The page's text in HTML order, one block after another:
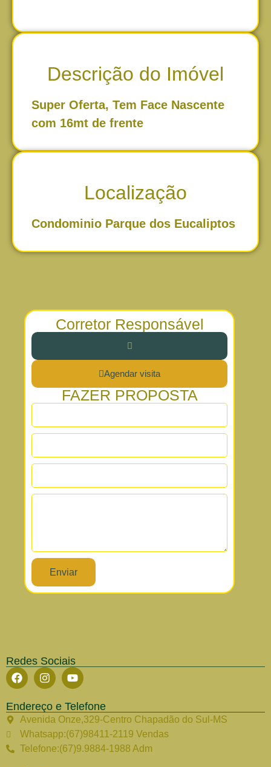
Descrição do Imóvel
Super Oferta, Tem Face Nascente
com 16mt de frente
Localização
Condominio Parque dos Eucaliptos
Corretor Responsável
Agendar visita
FAZER PROPOSTA
Enviar
Redes Sociais
Endereço e Telefone
Avenida Onze,329-Centro Chapadão do Sul-MS
Whatsapp:(67)98411-2119 Vendas
Telefone:(67)9.9884-1988 Adm